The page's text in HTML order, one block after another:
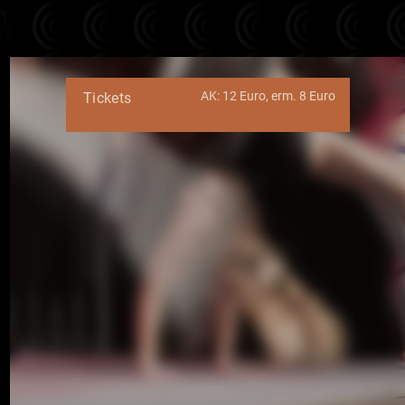
Tickets AK: 12 Euro, erm. 8 Euro